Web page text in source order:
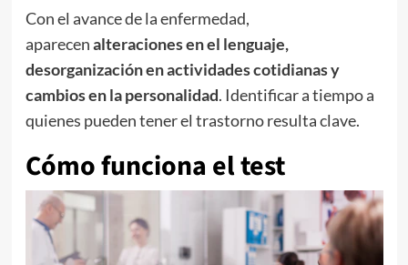
Con el avance de la enfermedad,
aparecenalteraciones en el lenguaje,
desorganización en actividades cotidianas y
cambios en la personalidad. Identificar a tiempo a
quienes pueden tener el trastorno resulta clave.
Cómo funciona el test